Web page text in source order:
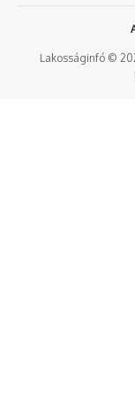
Lakosságinfó ©